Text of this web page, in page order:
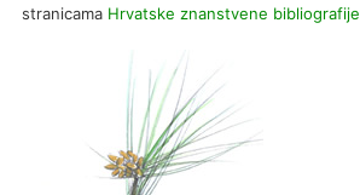
stranicama Hrvatske znanstvene bibliografije